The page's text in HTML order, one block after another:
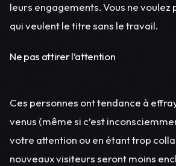
leurs engagements. Vous ne voulez
qui veulent le titre sans le travail.
Ne pas attirer l’attention
Ces personnes ont tendance à
venus (même si c’est
votre attention ou en étant trop
nouveaux visiteurs seront moins